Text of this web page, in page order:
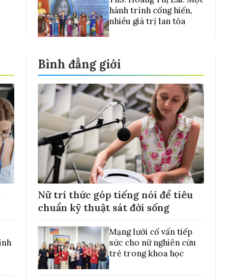
hành trình cống hiến,
nhiều giá trị lan tỏa
Bình đẳng giới
Nữ trí thức góp tiếng nói để tiêu
chuẩn kỹ thuật sát đời sống
Mạng lưới cố vấn tiếp
sức cho nữ nghiên cứu
trẻ trong khoa học